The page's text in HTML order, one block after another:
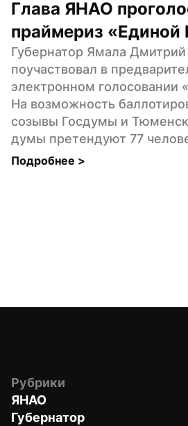
Глава ЯНАО
праймериз «Единой
Губернатор Ямала
поучаствовал в
электронном голосовании
На возможность
созывы Госдумы и
думы претендуют 77
Подробнее >
Рубрики
ЯНАО
Губернатор